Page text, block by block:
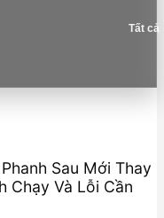
Tất cả
Sau Mới Thay
Chạy Và Lỗi Cần